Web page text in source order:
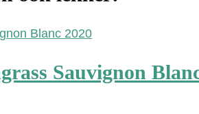
Sauvignon